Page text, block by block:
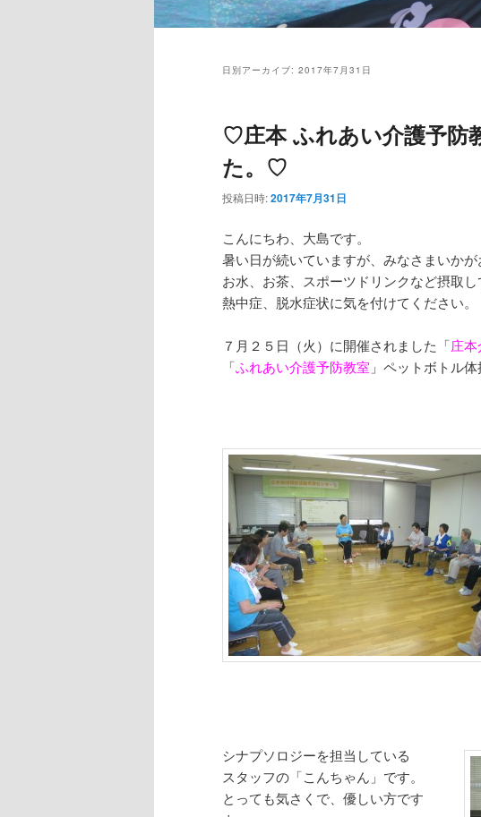
日別アーカイブ: 2017年7月31日
♡庄本 ふれあい介護予防
た。♡
投稿日時:2017年7月31日
こんにちわ、大島です。
暑い日が続いていますが、みなさまいかが
お水、お茶、スポーツドリンクなど摂取し
熱中症、脱水症状に気を付けてください。
７月２５日（火）に開催されました「庄
「ふれあい介護予防教室 」ペットボトル
シナプソロジーを担当している
スタッフの「こんちゃん」です。
とっても気さくで、優しい方です